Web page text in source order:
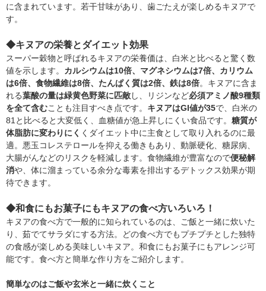
に含まれています。若干甘味があり、歯ごたえが楽しめるキヌアで
す。
◆キヌアの栄養とダイエット効果
スーパー穀物と呼ばれるキヌアの栄養価は、白米と比べると驚く数
値を示します。 カルシウムは10倍、マグネシウムは7倍、カリウム
は6倍、食物繊維は8倍、たんぱく質は2倍、鉄は8倍。キヌアに含ま
れる葉酸の量は緑黄色野菜に匹敵し、リジンなど必須アミノ酸9種類
を全て含むことも注目すべき点です。 キヌアはGI値が35で、白米の
81と比べると大変低く、血糖値が急上昇しにくい食品です。 糖質が
体脂肪に変わりにく くダイエット中に主食として取り入れるのに最
適。悪玉コレステロールを抑える働きもあり、動脈硬化、糖尿病、
大腸がんなどのリスクを軽減します。食物繊維が豊富なので便秘解
消や、体に溜まっている余分な毒素を排出するデトックス効果が期
待できます。
◆和食にもお菓子にもキヌアの食べ方いろいろ！
キヌアの食べ方で一般的に知られているのは、ご飯と一緒に炊いた
り、茹でてサラダにする方法。どの食べ方でもプチプチとした独特
の食感が楽しめる美味しいキヌア。和食にもお菓子にもアレンジ可
能です。食べ方と簡単な作り方をご紹介します。
簡単なのはご飯や玄米と一緒に炊くこと